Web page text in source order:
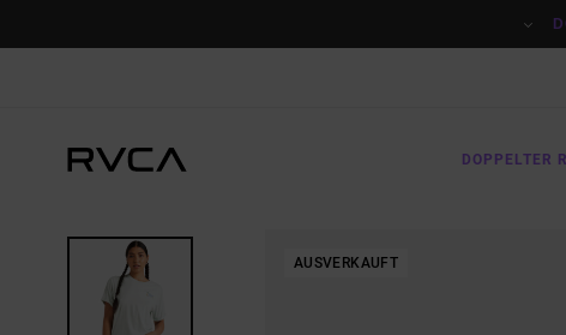
DOPPELTER
AUSVERKAUFT